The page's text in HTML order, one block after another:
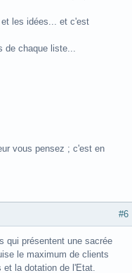
et les idées... et c'est
de chaque liste...
vous pensez ; c'est en
#6
qui présentent une sacrée
le maximum de clients
et la dotation de l'Etat.